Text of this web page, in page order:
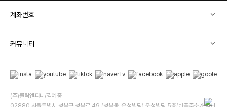
계좌번호
커뮤니티
(주)클릭앤퍼니/김예중